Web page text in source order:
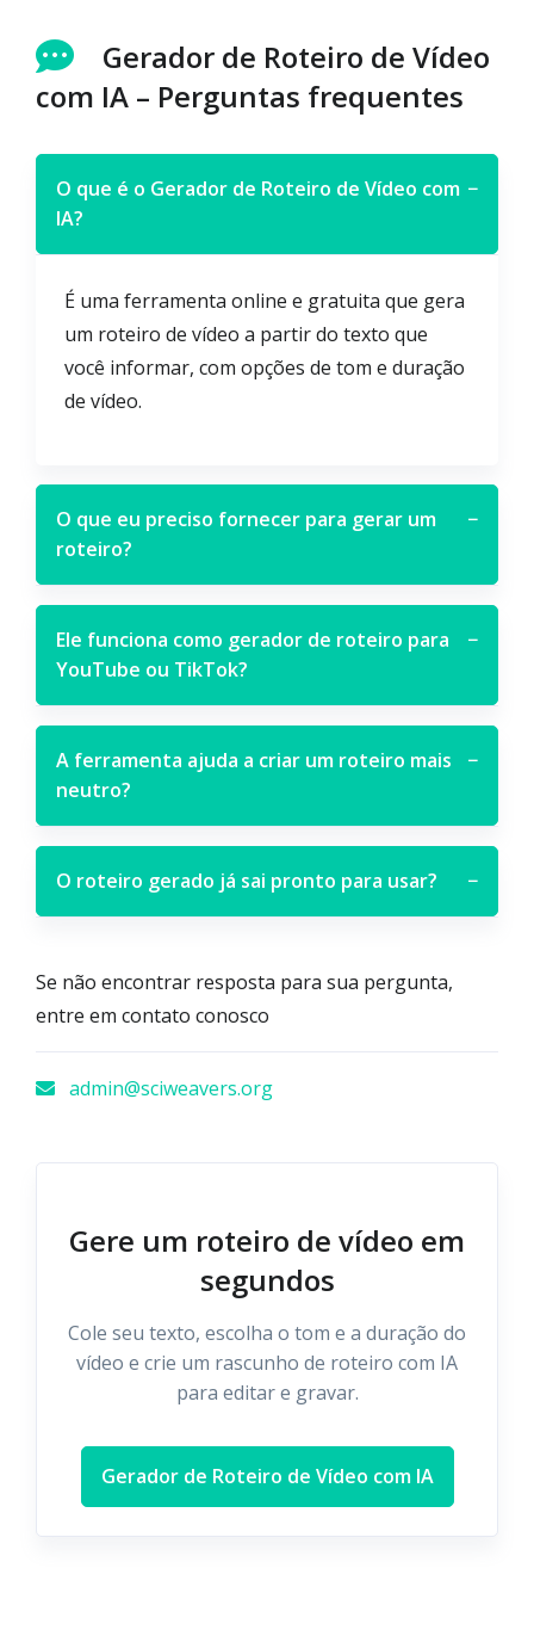
Gerador de Roteiro de Vídeo
com IA – Perguntas frequentes
O que é o Gerador de Roteiro de Vídeo com
IA?
−
É uma ferramenta online e gratuita que gera
um roteiro de vídeo a partir do texto que
você informar, com opções de tom e duração
de vídeo.
O que eu preciso fornecer para gerar um
roteiro?
−
Ele funciona como gerador de roteiro para
YouTube ou TikTok?
−
A ferramenta ajuda a criar um roteiro mais
neutro?
−
O roteiro gerado já sai pronto para usar? −
Se não encontrar resposta para sua pergunta,
entre em contato conosco
admin@sciweavers.org
Gere um roteiro de vídeo em
segundos
Cole seu texto, escolha o tom e a duração do
vídeo e crie um rascunho de roteiro com IA
para editar e gravar.
Gerador de Roteiro de Vídeo com IA